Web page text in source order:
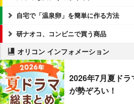
自宅で「温泉卵」を簡単に作る方法
研ナオコ、コンビニで買う商品
オリコン インフォメーション
2026年7月夏ド
が勢ぞろい！